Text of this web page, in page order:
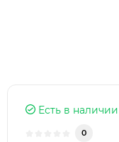
Есть в наличии
0